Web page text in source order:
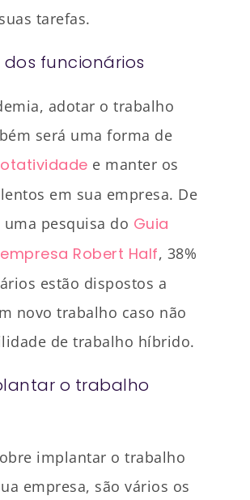
tarefas.
dos funcionários
adotar o trabalho
será uma forma de
e manter os
em sua empresa. De
pesquisa do Guia
Robert Half, 38%
estão dispostos a
novo trabalho caso não
de trabalho híbrido.
o trabalho
implantar o trabalho
empresa, são vários os